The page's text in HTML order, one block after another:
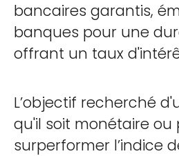
bancaires garantis,
banques pour une
offrant un taux
L’objectif recherché
qu'il soit monétaire ou
surperformer l’indice